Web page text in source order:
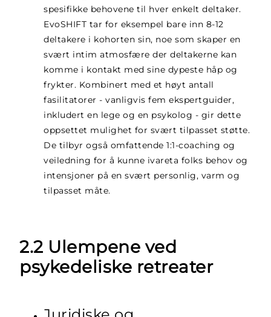
spesifikke behovene til hver enkelt deltaker.
EvoSHIFT tar for eksempel bare inn 8-12
deltakere i kohorten sin, noe som skaper en
svært intim atmosfære der deltakerne kan
komme i kontakt med sine dypeste håp og
frykter. Kombinert med et høyt antall
fasilitatorer - vanligvis fem ekspertguider,
inkludert en lege og en psykolog - gir dette
oppsettet mulighet for svært tilpasset støtte.
De tilbyr også omfattende 1:1-coaching og
veiledning for å kunne ivareta folks behov og
intensjoner på en svært personlig, varm og
tilpasset måte.
2.2 Ulempene ved
psykedeliske retreater